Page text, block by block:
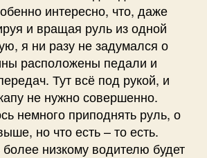
интересно, что, даже
и вращая руль из одной
я ни разу не задумался о
расположены педали и
Тут всё под рукой, и
не нужно совершенно.
немного приподнять руль, о
но что есть – то есть.
низкому водителю будет